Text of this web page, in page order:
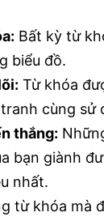
Bất kỳ từ
biểu đồ.
Từ khóa
cùng sử
thắng:
bạn giành
nhất.
từ khóa mà